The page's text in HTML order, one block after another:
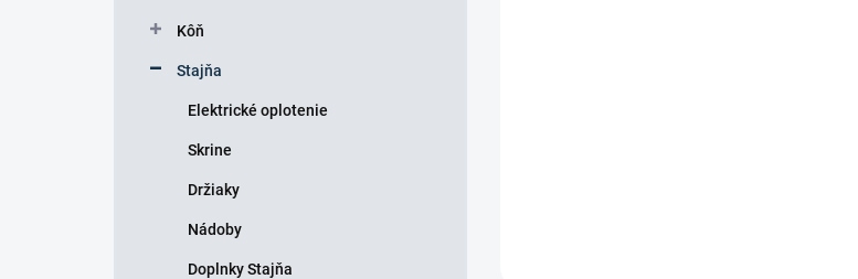
Kôň
Stajňa
Elektrické oplotenie
Skrine
Držiaky
Nádoby
Doplnky Stajňa